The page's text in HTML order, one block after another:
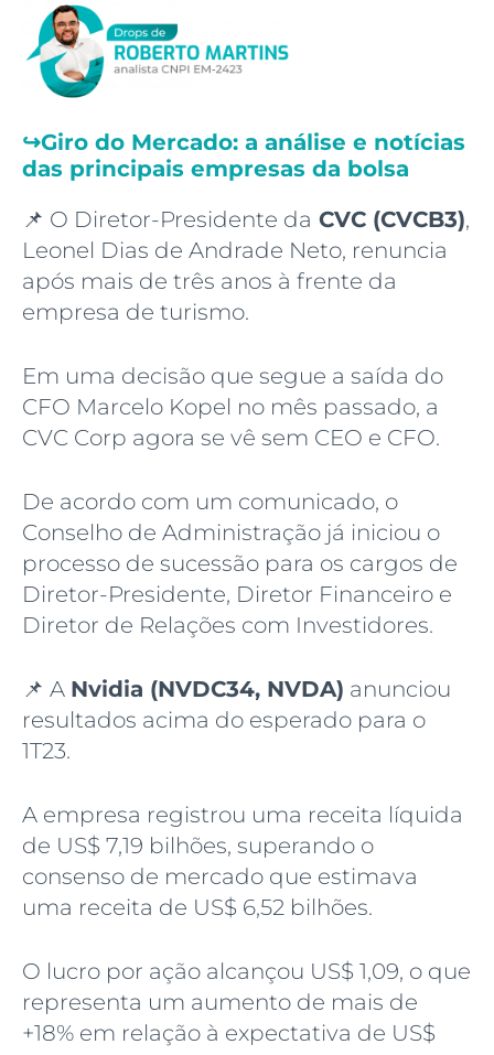
↪️Giro do Mercado: a análise e notícias
das principais empresas da bolsa
📌 O Diretor-Presidente da CVC (CVCB3),
Leonel Dias de Andrade Neto, renuncia
após mais de três anos à frente da
empresa de turismo.
Em uma decisão que segue a saída do
CFO Marcelo Kopel no mês passado, a
CVC Corp agora se vê sem CEO e CFO.
De acordo com um comunicado, o
Conselho de Administração já iniciou o
processo de sucessão para os cargos de
Diretor-Presidente, Diretor Financeiro e
Diretor de Relações com Investidores.
📌 A Nvidia (NVDC34, NVDA) anunciou
resultados acima do esperado para o
1T23.
A empresa registrou uma receita líquida
de US$ 7,19 bilhões, superando o
consenso de mercado que estimava
uma receita de US$ 6,52 bilhões.
O lucro por ação alcançou US$ 1,09, o que
representa um aumento de mais de
+18% em relação à expectativa de US$